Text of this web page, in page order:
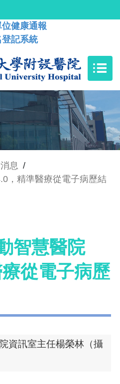
位健康通報
登記系統
息 /
，精準醫療從電子病歷結
智慧醫院
從電子病歷